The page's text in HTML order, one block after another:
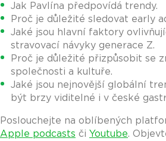
Jak Pavlína předpovídá trendy.
Proč je důležité sledovat early
Jaké jsou hlavní faktory
stravovací návyky generace Z.
Proč je důležité přizpůsobit se
společnosti a kultuře.
Jaké jsou nejnovější globální
být brzy viditelné i v české
Poslouchejte na oblíbených
Apple podcasts či Youtube.